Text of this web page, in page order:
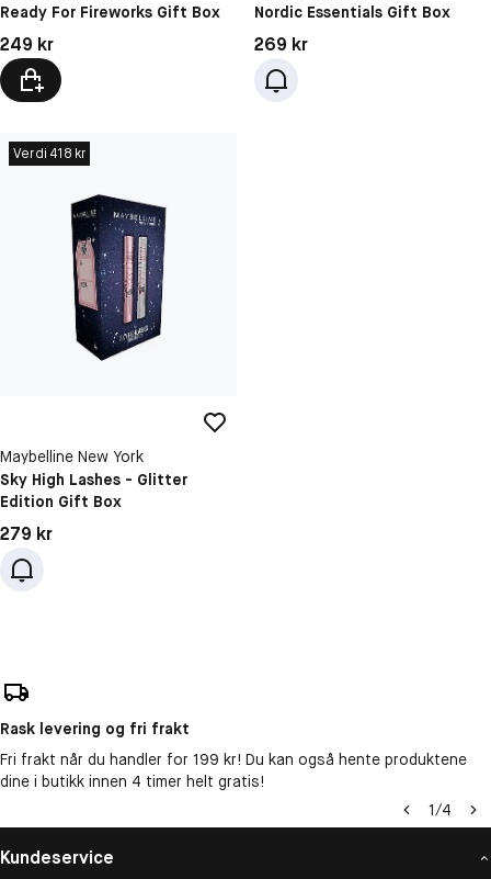
Ready For Fireworks Gift Box
Pris: 249 kr
249 kr
Nordic Essentials Gift Box
Pris: 269 kr
269 kr
Verdi 418 kr
Maybelline New York
Sky High Lashes - Glitter
Edition Gift Box
Pris: 279 kr
279 kr
Rask levering og fri frakt
Fri frakt når du handler for 199 kr! Du kan også hente produktene
dine i butikk innen 4 timer helt gratis!
1/4
Kundeservice